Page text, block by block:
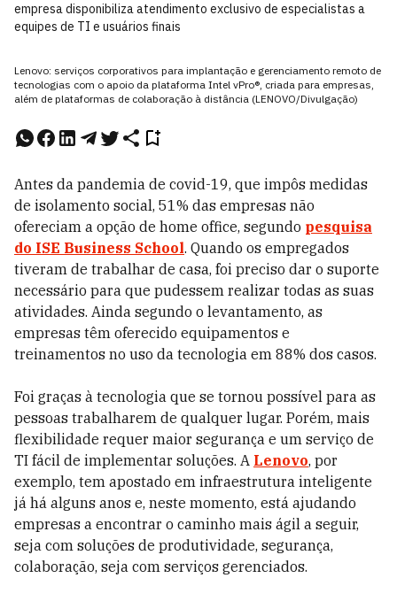
empresa disponibiliza atendimento exclusivo de especialistas a
equipes de TI e usuários finais
Lenovo: serviços corporativos para implantação e gerenciamento remoto de
tecnologias com o apoio da plataforma Intel vPro®, criada para empresas,
além de plataformas de colaboração à distância (LENOVO/Divulgação)
Antes da pandemia de covid-19, que impôs medidas
de isolamento social, 51% das empresas não
ofereciam a opção de home office, segundo pesquisa
do ISE Business School. Quando os empregados
tiveram de trabalhar de casa, foi preciso dar o suporte
necessário para que pudessem realizar todas as suas
atividades. Ainda segundo o levantamento, as
empresas têm oferecido equipamentos e
treinamentos no uso da tecnologia em 88% dos casos.
Foi graças à tecnologia que se tornou possível para as
pessoas trabalharem de qualquer lugar. Porém, mais
flexibilidade requer maior segurança e um serviço de
TI fácil de implementar soluções. A Lenovo, por
exemplo, tem apostado em infraestrutura inteligente
já há alguns anos e, neste momento, está ajudando
empresas a encontrar o caminho mais ágil a seguir,
seja com soluções de produtividade, segurança,
colaboração, seja com serviços gerenciados.